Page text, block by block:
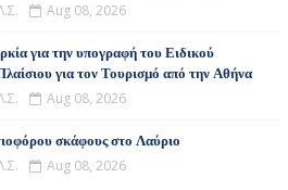
Aug 08, 2026
για την υπογραφή του Ειδικού
για τον Τουρισμό από την Αθήνα
Aug 08, 2026
σκάφους στο Λαύριο
Aug 08, 2026